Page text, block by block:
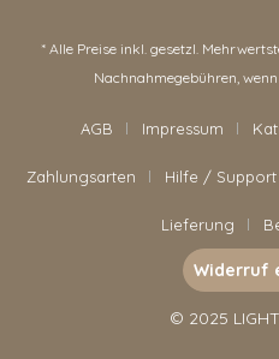
* Alle Preise inkl. gesetzl.
Nachnahmegebühren,
AGB Impressum
Zahlungsarten Hilfe / Support
Lieferung
Widerruf
© 2025